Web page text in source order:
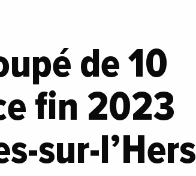
de 10
fin 2023
sur-l’Hers